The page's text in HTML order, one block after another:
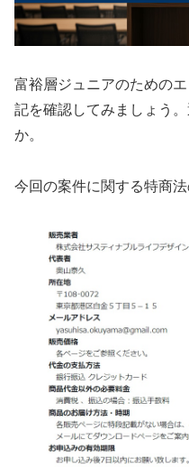
富裕層ジュニアのための
記を確認してみましょう
か。
今回の案件に関する特商